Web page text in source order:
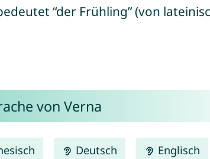
“der Frühling” (von
von Verna
Deutsch Englisch